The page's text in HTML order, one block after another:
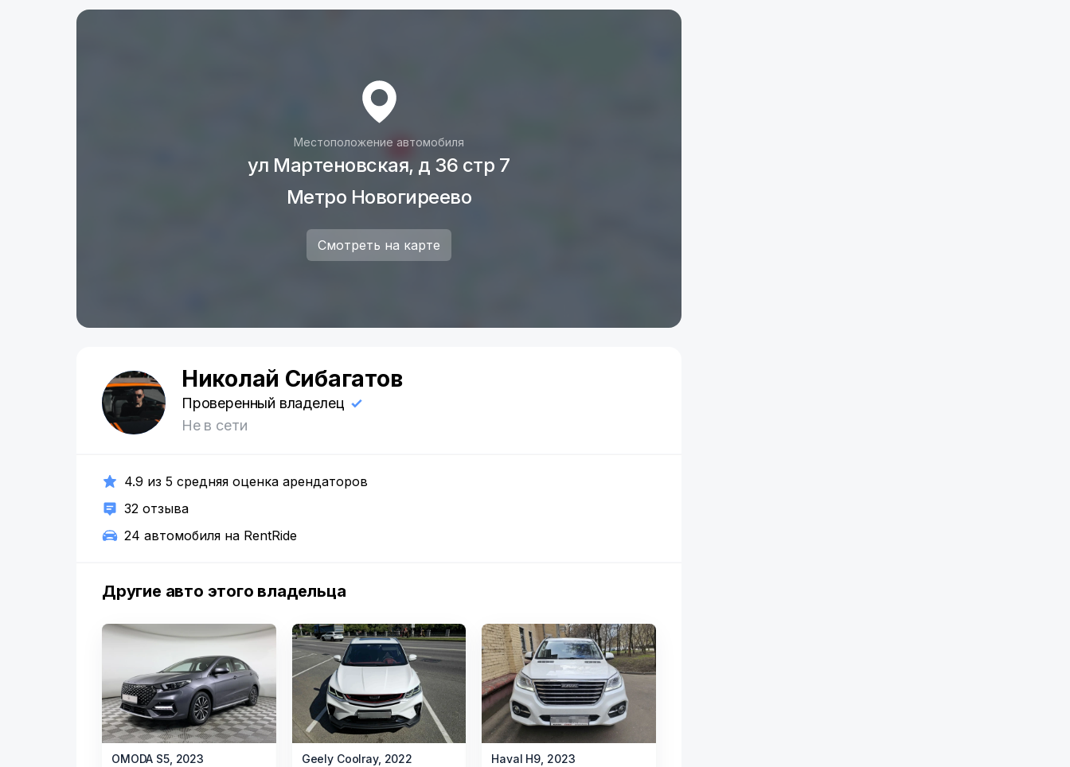
Местоположение автомобиля
ул Мартеновская, д 36 стр 7
Метро Новогиреево
Смотреть на карте
Н
Николай Сибагатов
Проверенный владелец
Не в сети
4.9 из 5 средняя оценка арендаторов
32 отзыва
24 автомобиля на RentRide
Другие авто этого владельца
Item
OMODA S5, 2023
Item
Geely Coolray, 2022
Item
Haval H9, 2023